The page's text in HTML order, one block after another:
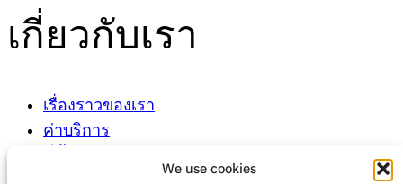
We use cookies
เกี่ยวกับเรา
เรื่องราวของเรา
ค่าบริการ